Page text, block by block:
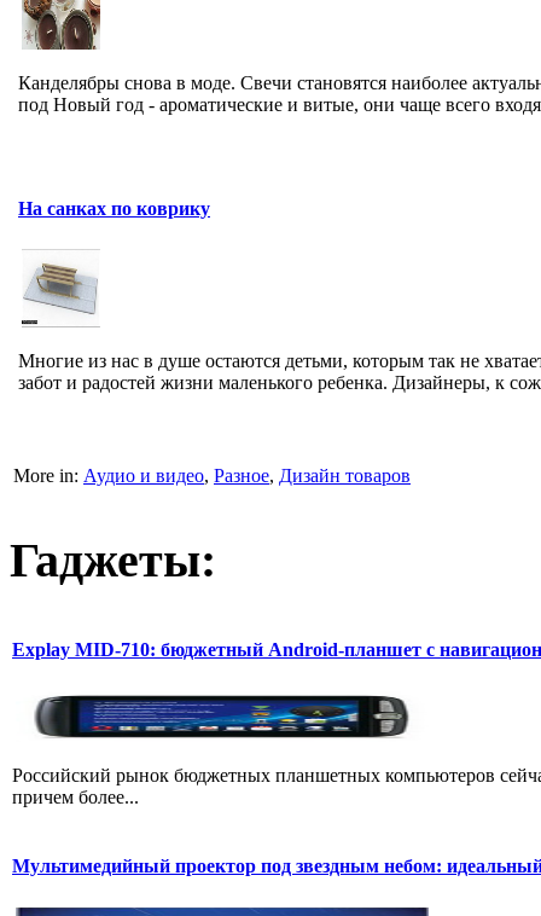
Канделябры снова в моде. Свечи становятся наиболее
под Новый год - ароматические и витые, они чаще всего
На санках по коврику
Многие из нас в душе остаются детьми, которым так не
забот и радостей жизни маленького ребенка. Дизайнеры, к
More in: Аудио и видео, Разное, Дизайн товаров
Гаджеты:
Explay MID-710: бюджетный Android-планшет с
Российский рынок бюджетных планшетных компьютеров
причем более...
Мультимедийный проектор под звездным небом: